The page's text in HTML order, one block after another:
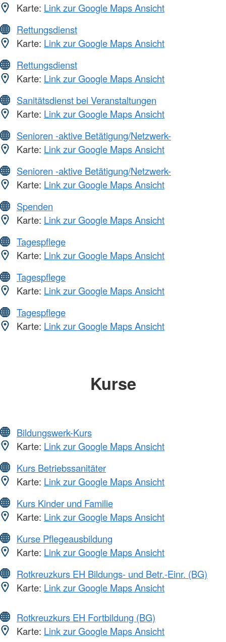
Karte: Link zur Google Maps Ansicht
Rettungsdienst
Karte: Link zur Google Maps Ansicht
Rettungsdienst
Karte: Link zur Google Maps Ansicht
Sanitätsdienst bei Veranstaltungen
Karte: Link zur Google Maps Ansicht
Senioren -aktive Betätigung/Netzwerk-
Karte: Link zur Google Maps Ansicht
Senioren -aktive Betätigung/Netzwerk-
Karte: Link zur Google Maps Ansicht
Spenden
Karte: Link zur Google Maps Ansicht
Tagespflege
Karte: Link zur Google Maps Ansicht
Tagespflege
Karte: Link zur Google Maps Ansicht
Tagespflege
Karte: Link zur Google Maps Ansicht
Kurse
Bildungswerk-Kurs
Karte: Link zur Google Maps Ansicht
Kurs Betriebssanitäter
Karte: Link zur Google Maps Ansicht
Kurs Kinder und Familie
Karte: Link zur Google Maps Ansicht
Kurse Pflegeausbildung
Karte: Link zur Google Maps Ansicht
Rotkreuzkurs EH Bildungs- und Betr.-Einr. (BG)
Karte: Link zur Google Maps Ansicht
Rotkreuzkurs EH Fortbildung (BG)
Karte: Link zur Google Maps Ansicht